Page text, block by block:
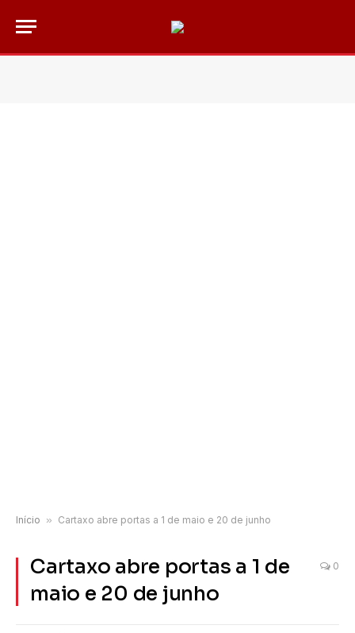
Início » Cartaxo abre portas a 1 de maio e 20 de junho
Cartaxo abre portas a 1 de
maio e 20 de junho
0